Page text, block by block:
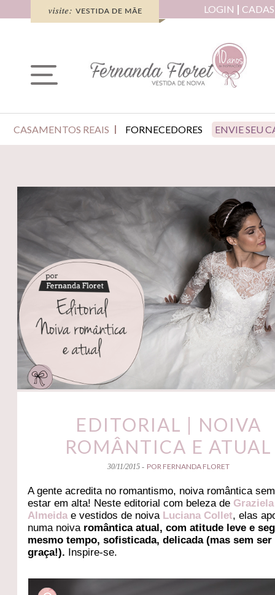
LOGIN
CASAMENTOS REAIS FORNECEDORES ENVIE SEU
EDITORIAL | NOIVA
ROMÂNTICA E ATUAL
30/11/2015 - POR FERNANDA FLORET
A gente acredita no romantismo, noiva romântica
estar em alta! Neste editorial com beleza de Graziela
Almeidae vestidos de noiva Luciana Collet, elas
numa noivaromântica atual, com atitude leve e
mesmo tempo, sofisticada, delicada (mas sem ser
graça!).
Inspire-se.